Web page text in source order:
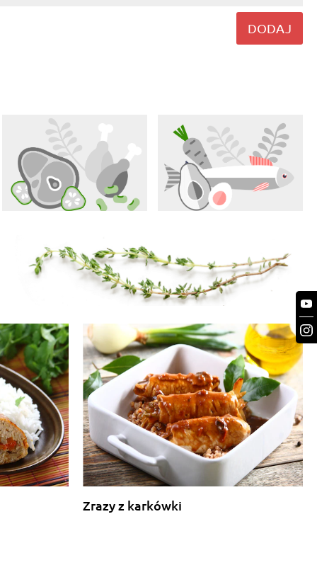
DODAJ
Zrazy z karkówki